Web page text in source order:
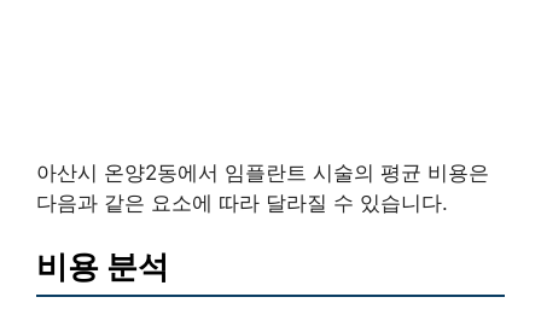
아산시 온양2동에서 임플란트 시술의 평균 비용은
다음과 같은 요소에 따라 달라질 수 있습니다.
비용 분석